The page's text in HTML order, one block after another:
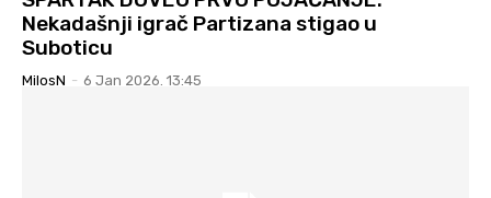
Nekadašnji igrač Partizana stigao u
Suboticu
MilosN - 6 Jan 2026. 13:45